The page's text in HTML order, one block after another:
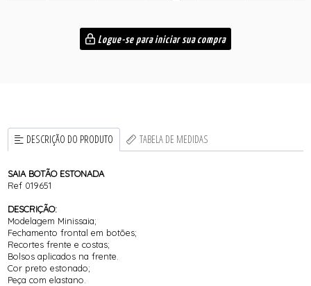
Logue-se para iniciar sua compra
DESCRIÇÃO DO PRODUTO TABELA DE MEDIDAS
SAIA BOTÃO ESTONADA
Ref 019651
DESCRIÇÃO:
Modelagem Minissaia;
Fechamento frontal em botões;
Recortes frente e costas;
Bolsos aplicados na frente.
Cor preto estonado;
Peça com elastano.